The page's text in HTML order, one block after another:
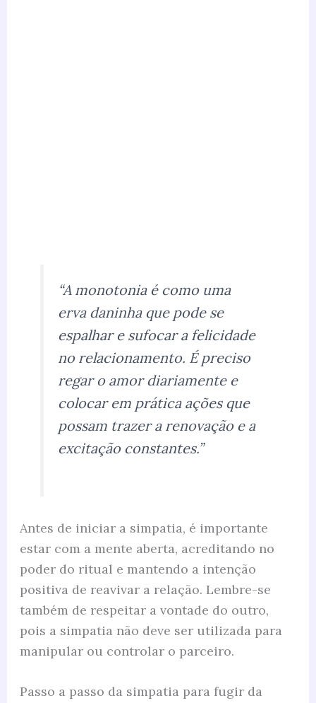
“A monotonia é como uma
erva daninha que pode se
espalhar e sufocar a felicidade
no relacionamento. É preciso
regar o amor diariamente e
colocar em prática ações que
possam trazer a renovação e a
excitação constantes.”
Antes de iniciar a simpatia, é importante
estar com a mente aberta, acreditando no
poder do ritual e mantendo a intenção
positiva de reavivar a relação. Lembre-se
também de respeitar a vontade do outro,
pois a simpatia não deve ser utilizada para
manipular ou controlar o parceiro.
Passo a passo da simpatia para fugir da